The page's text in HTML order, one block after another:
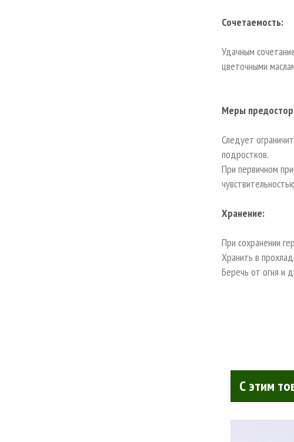
Сочетаемость:
Удачным
цветочными
Меры
Следует
подростков.
При первичном
Хранение:
При сохранении
Хранить в
Беречь от огня и
С этим